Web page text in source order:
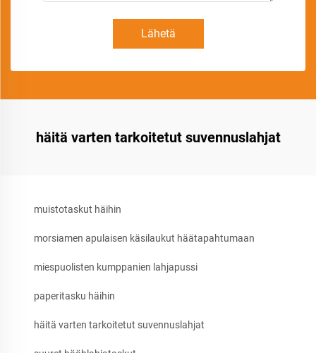
Lähetä
häitä varten tarkoitetut suvennuslahjat
muistotaskut häihin
morsiamen apulaisen käsilaukut häätapahtumaan
miespuolisten kumppanien lahjapussi
paperitasku häihin
häitä varten tarkoitetut suvennuslahjat